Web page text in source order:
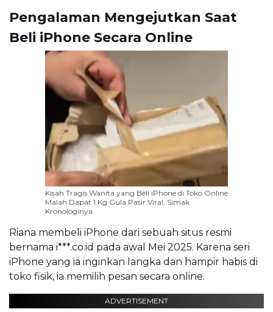
Pengalaman Mengejutkan Saat
Beli iPhone Secara Online
Kisah Tragis Wanita yang Beli iPhone di Toko Online
Malah Dapat 1 Kg Gula Pasir Viral, Simak
Kronologinya
Riana membeli iPhone dari sebuah situs resmi
bernama i***.co.id pada awal Mei 2025. Karena seri
iPhone yang ia inginkan langka dan hampir habis di
toko fisik, ia memilih pesan secara online.
ADVERTISEMENT